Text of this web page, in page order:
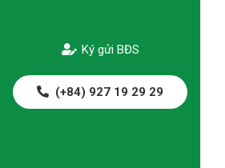
Ký gửi BĐS
(+84) 927 19 29 29